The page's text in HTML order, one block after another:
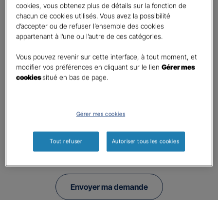
Informations complémentaires (facultatif)
Information données personnelles
En cochant cette case et en soumettant ce formulaire,
indiquée dans ce formulaire.
à l'utilisation de données collectés par ce formulaire, veuillez consulter notre
politique de confidentialité.
Envoyer ma demande
cookies, vous obtenez plus de détails sur la fonction de
chacun de cookies utilisés. Vous avez la possibilité
d’accepter ou de refuser l’ensemble des cookies
appartenant à l’une ou l’autre de ces catégories.
Vous pouvez revenir sur cette interface, à tout moment, et
modifier vos préférences en cliquant sur le lienGérer mes
cookiessitué en bas de page.
Gérer mes cookies
Tout refuser Autoriser tous les cookies